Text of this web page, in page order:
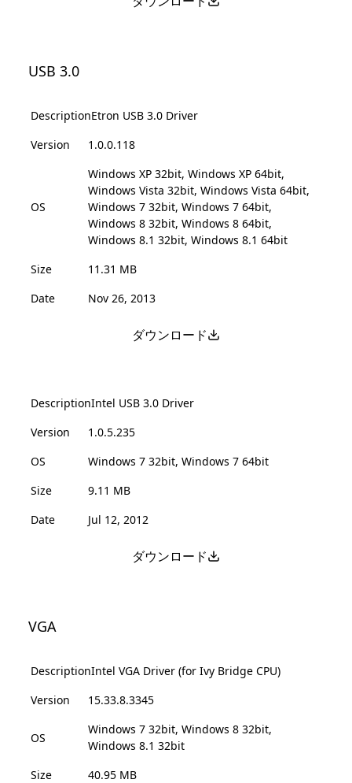
USB 3.0
DescriptionEtron USB 3.0 Driver
Version
1.0.0.118
OS
Windows XP 32bit, Windows XP 64bit,
Windows Vista 32bit, Windows Vista 64bit,
Windows 7 32bit, Windows 7 64bit,
Windows 8 32bit, Windows 8 64bit,
Windows 8.1 32bit, Windows 8.1 64bit
Size
11.31 MB
Date
Nov 26, 2013
ダウンロード
DescriptionIntel USB 3.0 Driver
Version
1.0.5.235
OS
Windows 7 32bit, Windows 7 64bit
Size
9.11 MB
Date
Jul 12, 2012
ダウンロード
VGA
DescriptionIntel VGA Driver (for Ivy Bridge CPU)
Version
15.33.8.3345
OS
Windows 7 32bit, Windows 8 32bit,
Windows 8.1 32bit
Size
40.95 MB